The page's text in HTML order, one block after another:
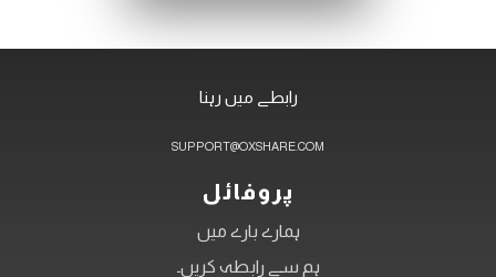
رابطے میں رہنا
SUPPORT@OXSHARE.COM
پروفائل
ہمارے بارے میں
ہم سے رابطہ کریں۔